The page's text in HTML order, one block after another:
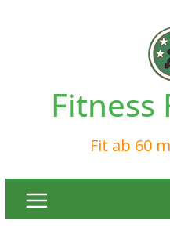
Fitness
Fit ab 60